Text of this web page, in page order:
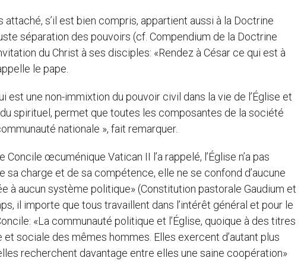
s’il est bien compris, appartient aussi à la Doctrine
séparation des pouvoirs (cf. Compendium de la Doctrine
du Christ à ses disciples: «Rendez à César ce qui est à
le pape.
est une non-immixtion du pouvoir civil dans la vie de l’Église et
spirituel, permet que toutes les composantes de la société
nationale », fait remarquer.
œcuménique Vatican II l’a rappelé, l’Église n’a pas
charge et de sa compétence, elle ne se confond d’aucune
à aucun système politique» (Constitution pastorale Gaudium et
il importe que tous travaillent dans l’intérêt général et pour le
«La communauté politique et l’Église, quoique à des titres
sociale des mêmes hommes. Elles exercent d’autant plus
recherchent davantage entre elles une saine coopération»